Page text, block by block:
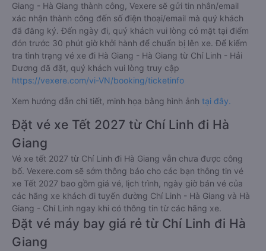
Giang - Hà Giang thành công, Vexere sẽ gửi tin nhắn/email
xác nhận thành công đến số điện thoại/email mà quý khách
đã đăng ký. Đến ngày đi, quý khách vui lòng có mặt tại điểm
đón trước 30 phút giờ khởi hành để chuẩn bị lên xe. Để kiểm
tra tình trạng vé xe đi Hà Giang - Hà Giang từ Chí Linh - Hải
Dương đã đặt, quý khách vui lòng truy cập
https://vexere.com/vi-VN/booking/ticketinfo
Xem hướng dẫn chi tiết, minh họa bằng hình ảnh tại đây.
Đặt vé xe Tết 2027 từ Chí Linh đi Hà
Giang
Vé xe tết 2027 từ Chí Linh đi Hà Giang vẫn chưa được công
bố. Vexere.com sẽ sớm thông báo cho các bạn thông tin vé
xe Tết 2027 bao gồm giá vé, lịch trình, ngày giờ bán vé của
các hãng xe khách đi tuyến đường Chí Linh - Hà Giang và Hà
Giang - Chí Linh ngay khi có thông tin từ các hãng xe.
Đặt vé máy bay giá rẻ từ Chí Linh đi Hà
Giang